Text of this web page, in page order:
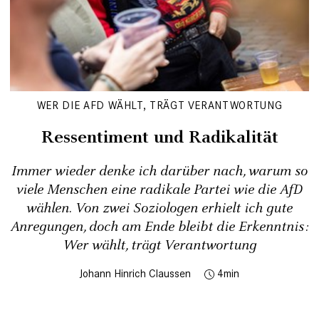
WER DIE AFD WÄHLT, TRÄGT VERANTWORTUNG
Ressentiment und Radikalität
Immer wieder denke ich darüber nach, warum so
viele Menschen eine radikale Partei wie die AfD
wählen. Von zwei Soziologen erhielt ich gute
Anregungen, doch am Ende bleibt die Erkenntnis:
Wer wählt, trägt Verantwortung
Johann Hinrich Claussen 4